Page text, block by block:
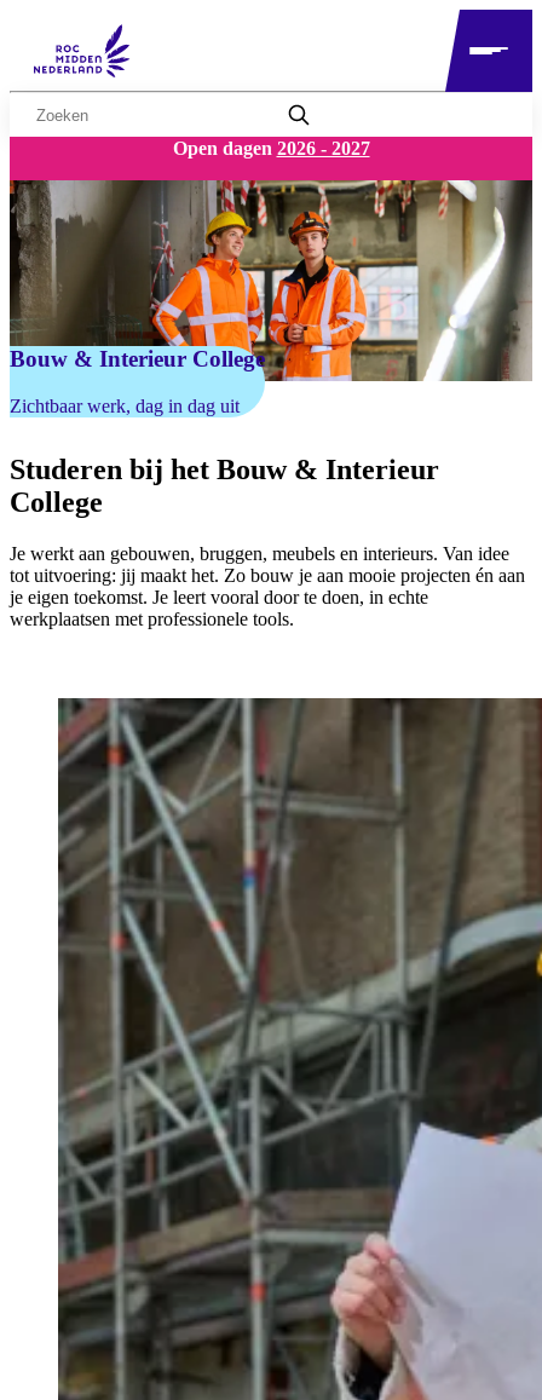
Zoekwoord
Open dagen 2026 - 2027
Bouw & Interieur College
Zichtbaar werk, dag in dag uit
Studeren bij het Bouw & Interieur
College
Je werkt aan gebouwen, bruggen, meubels en interieurs. Van idee
tot uitvoering: jij maakt het. Zo bouw je aan mooie projecten én aan
je eigen toekomst. Je leert vooral door te doen, in echte
werkplaatsen met professionele tools.